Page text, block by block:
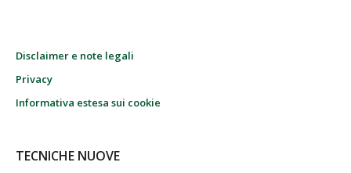
Disclaimer e note legali
Privacy
Informativa estesa sui cookie
TECNICHE NUOVE